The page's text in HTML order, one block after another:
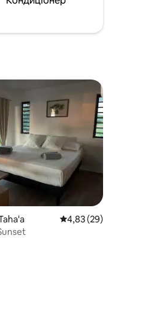
8
Середня оцінка: 4,83
4,83 (29)